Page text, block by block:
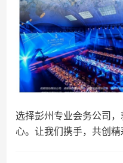
选择彭州专业会务公司
心。让我们携手，共创精